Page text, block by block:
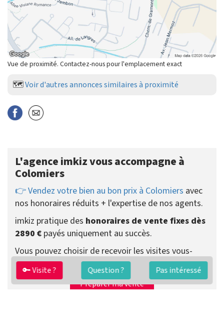
Vue de proximité. Contactez-nous pour l'emplacement exact
🗺️Voir d'autres annonces similaires à proximité
🔑 Visite ? Question ? Pas intéressé
L'agence imkiz vous accompagne à
Colomiers
👉 Vendez votre bien au bon prix à Colomiers avec
nos honoraires réduits + l'expertise de nos agents.
imkiz pratique des honoraires de vente fixes dès
2890 € payés uniquement au succès.
Vous pouvez choisir de recevoir les visites vous-
même ou que votre agent se charge de tout.
Préparer ma vente